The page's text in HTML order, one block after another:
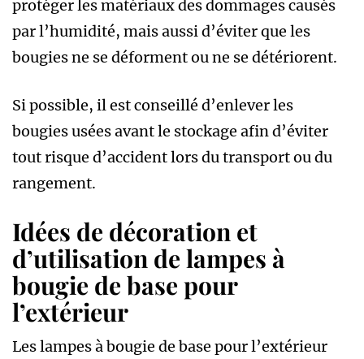
protéger les matériaux des dommages causés
par l’humidité, mais aussi d’éviter que les
bougies ne se déforment ou ne se détériorent.
Si possible, il est conseillé d’enlever les
bougies usées avant le stockage afin d’éviter
tout risque d’accident lors du transport ou du
rangement.
Idées de décoration et
d’utilisation de lampes à
bougie de base pour
l’extérieur
Les lampes à bougie de base pour l’extérieur